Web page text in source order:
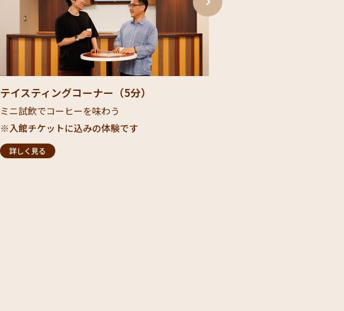
テイスティングコーナー（5分）​
ミニ試飲でコーヒーを味わう​
​※入館チケットに込みの体験です​
詳しく見る